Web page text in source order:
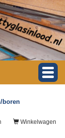
boren
Winkelwagen